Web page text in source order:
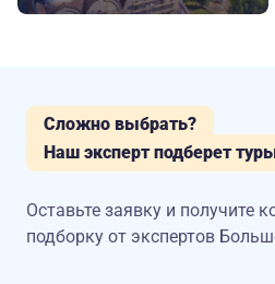
Сложно выбрать?
Наш эксперт подберет
Оставьте заявку и получите
подборку от экспертов